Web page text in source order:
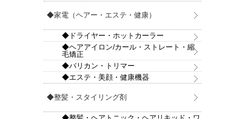
◆家電（ヘアー・エステ・健康）
◆ドライヤー・ホットカーラー
◆ヘアアイロン/カール・ストレート・縮
毛矯正
◆バリカン・トリマー
◆エステ・美顔・健康機器
◆整髪・スタイリング剤